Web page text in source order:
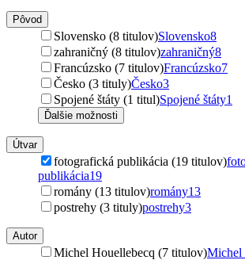
Pôvod
Slovensko (8 titulov)Slovensko8
zahraničný (8 titulov)zahraničný8
Francúzsko (7 titulov)Francúzsko7
Česko (3 tituly)Česko3
Spojené štáty (1 titul)Spojené štáty1
Ďalšie možnosti
Útvar
fotografická publikácia (19 titulov)
publikácia19
romány (13 titulov)romány13
postrehy (3 tituly)postrehy3
Autor
Michel Houellebecq (7 titulov)Michel